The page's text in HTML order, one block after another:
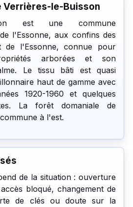
Verrières-le-Buisson
est une commune
l'Essonne, aux confins des
de l'Essonne, connue pour
arborées et son
Le tissu bâti est quasi
haut de gamme avec
1920-1960 et quelques
La forêt domaniale de
à l'est.
de la situation : ouverture
bloqué, changement de
de clés ou doute sur la